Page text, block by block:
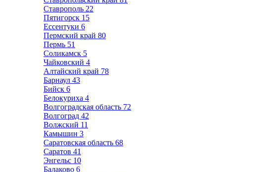
Ставрополь 22
Пятигорск 15
Ессентуки 6
Пермский край 80
Пермь 51
Соликамск 5
Чайковский 4
Алтайский край 78
Барнаул 43
Бийск 6
Белокуриха 4
Волгоградская область 72
Волгоград 42
Волжский 11
Камышин 3
Саратовская область 68
Саратов 41
Энгельс 10
Балаково 6